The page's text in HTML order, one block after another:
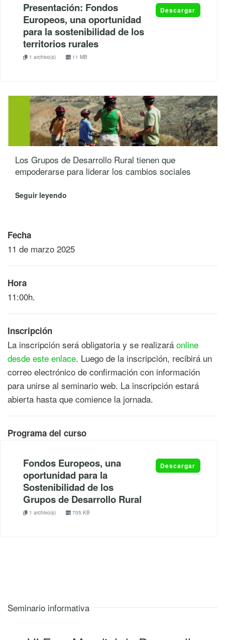
Presentación: Fondos
Europeos, una oportunidad
para la sostenibilidad de los
territorios rurales
1 archivo(s) 11 MB
Descargar
Los Grupos de Desarrollo Rural tienen que
empoderarse para liderar los cambios sociales
Seguir leyendo
Fecha
11 de marzo 2025
Hora
11:00h.
Inscripción
La inscripción será obligatoria y se realizará online
desde este enlace. Luego de la inscripción, recibirá un
correo electrónico de confirmación con información
para unirse al seminario web. La inscripción estará
abierta hasta que comience la jornada.
Programa del curso
Fondos Europeos, una
oportunidad para la
Sostenibilidad de los
Grupos de Desarrollo Rural
1 archivo(s) 705 KB
Descargar
Seminario informativa